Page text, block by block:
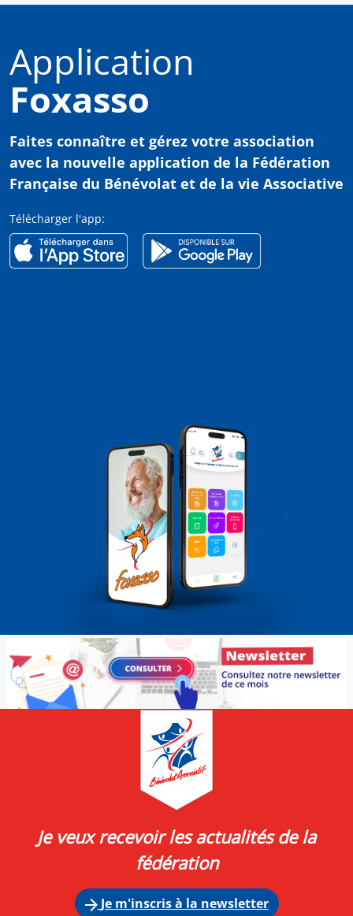
Application
Foxasso
Faites connaître et gérez votre association
avec la nouvelle application de la Fédération
Française du Bénévolat et de la vie Associative
Télécharger l'app:
Je veux recevoir les actualités de la
fédération
Je m'inscris à la newsletter